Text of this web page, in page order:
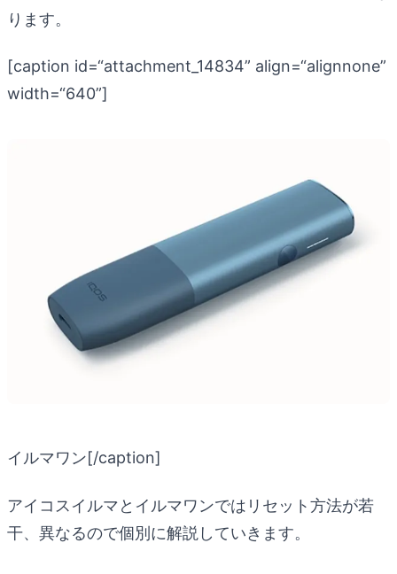
ります。
[caption id=“attachment_14834” align=“alignnone”
width=“640”]
イルマワン[/caption]
アイコスイルマとイルマワンではリセット方法が若
干、異なるので個別に解説していきます。